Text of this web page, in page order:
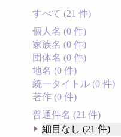
すべて (21 件)
個人名 (0 件)
家族名 (0 件)
団体名 (0 件)
地名 (0 件)
統一タイトル (0 件)
著作 (0 件)
普通件名 (21 件)
細目なし (21 件)